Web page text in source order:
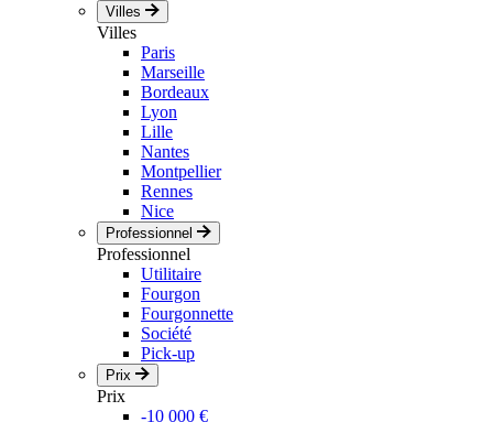
Villes
Villes
Paris
Marseille
Bordeaux
Lyon
Lille
Nantes
Montpellier
Rennes
Nice
Professionnel
Professionnel
Utilitaire
Fourgon
Fourgonnette
Société
Pick-up
Prix
Prix
-10 000 €